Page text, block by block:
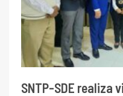
SNTP-SDE realiza